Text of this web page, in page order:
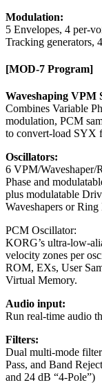
Modulation:
5 Envelopes, 4 per-
Tracking generators,
[MOD-7 Program]
Waveshaping VPM
Combines Variable
modulation, PCM
to convert-load SYX
Oscillators:
6 VPM/Waveshaper/
Phase and
plus modulatable
Waveshapers or
PCM Oscillator:
KORG’s ultra-low-
velocity zones per
ROM, EXs, User
Virtual Memory.
Audio input:
Run real-time audio
Filters:
Dual multi-mode
Pass, and Band
and 24 dB “4-Pole”)